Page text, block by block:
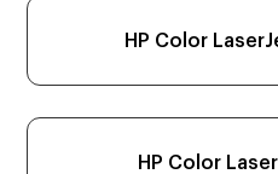
HP Color
HP Color